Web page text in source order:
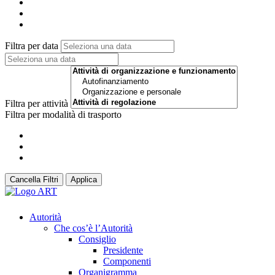
Filtra per data
Filtra per attività
Filtra per modalità di trasporto
Cancella Filtri Applica
Autorità
Che cos’è l’Autorità
Consiglio
Presidente
Componenti
Organigramma